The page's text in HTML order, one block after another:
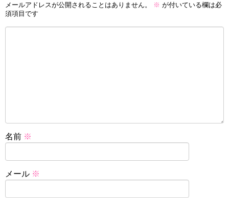
メールアドレスが公開されることはありません。 ※ が付いている欄は必
須項目です
名前 ※
メール ※